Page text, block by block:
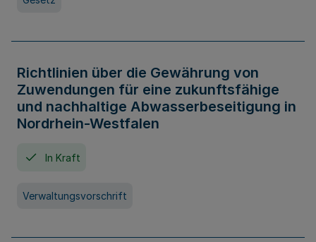
Richtlinien über die Gewährung von
Zuwendungen für eine zukunftsfähige
und nachhaltige Abwasserbeseitigung in
Nordrhein-Westfalen
In Kraft
Verwaltungsvorschrift